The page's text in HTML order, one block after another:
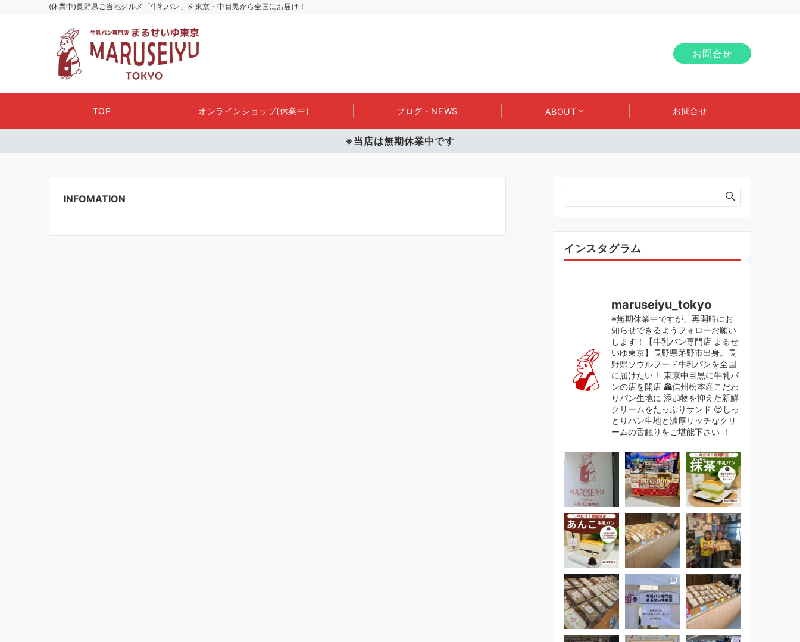
(休業中)長野県ご当地グルメ「牛乳パン」を東京・中目黒から全国にお届け！
お問合せ
TOP オンラインショップ(休業中) ブログ・NEWS ABOUT お問合せ
※当店は無期休業中です
INFOMATION
インスタグラム
maruseiyu_tokyo
※無期休業中ですが、再開時にお
知らせできるようフォローお願い
します！【牛乳パン専門店 まるせ
いゆ東京】長野県茅野市出身。長
野県ソウルフード牛乳パンを全国
に届けたい！ 東京中目黒に牛乳パ
ンの店を開店 🏯信州松本産こだわ
りパン生地に 添加物を抑えた新鮮
クリームをたっぷりサンド 😍しっ
とりパン生地と濃厚リッチなクリ
ームの舌触りをご堪能下さい ！